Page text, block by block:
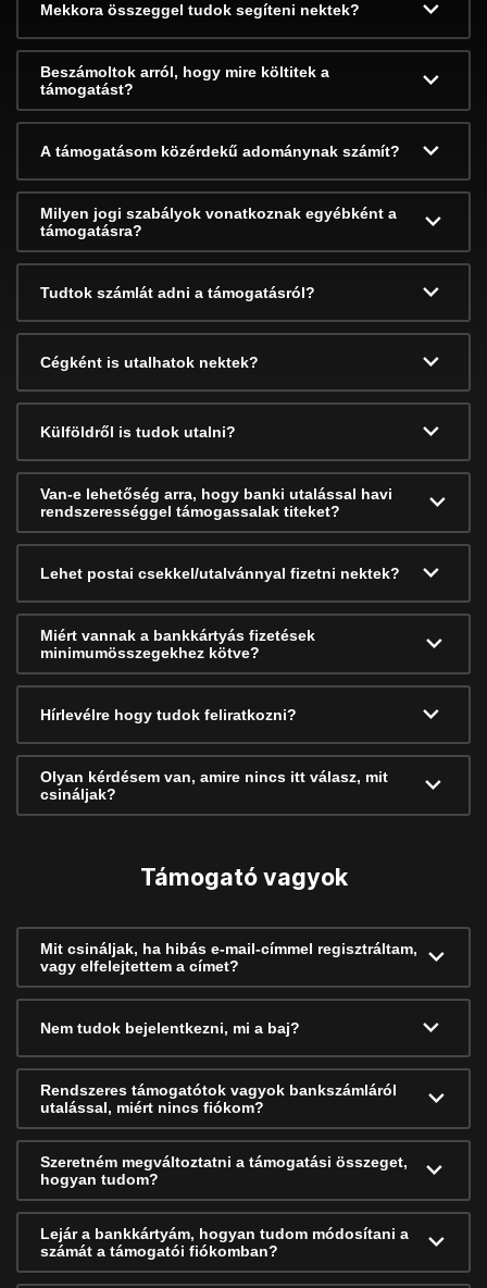
Mekkora összeggel tudok segíteni nektek?
Beszámoltok arról, hogy mire költitek a
támogatást?
A támogatásom közérdekű adománynak számít?
Milyen jogi szabályok vonatkoznak egyébként a
támogatásra?
Tudtok számlát adni a támogatásról?
Cégként is utalhatok nektek?
Külföldről is tudok utalni?
Van-e lehetőség arra, hogy banki utalással havi
rendszerességgel támogassalak titeket?
Lehet postai csekkel/utalvánnyal fizetni nektek?
Miért vannak a bankkártyás fizetések
minimumösszegekhez kötve?
Hírlevélre hogy tudok feliratkozni?
Olyan kérdésem van, amire nincs itt válasz, mit
csináljak?
Támogató vagyok
Mit csináljak, ha hibás e-mail-címmel regisztráltam,
vagy elfelejtettem a címet?
Nem tudok bejelentkezni, mi a baj?
Rendszeres támogatótok vagyok bankszámláról
utalással, miért nincs fiókom?
Szeretném megváltoztatni a támogatási összeget,
hogyan tudom?
Lejár a bankkártyám, hogyan tudom módosítani a
számát a támogatói fiókomban?